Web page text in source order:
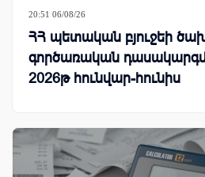
20:51 06/08/26
ՀՀ պետական բյուջեի
գործառական
2026թ հունվար-հունիս